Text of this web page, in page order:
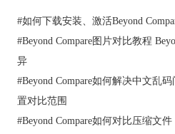
比是逐个一一对比，只有文本的内
色，否则显示的是红色。系统会马
到，两份文档内容之间的区别都以
#如何下载安装、激活Beyond
#Beyond Compare图片对比教程
异
#Beyond Compare如何解决中文乱
置对比范围
#Beyond Compare如何对比压缩文